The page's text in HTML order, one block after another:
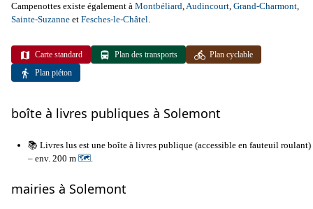
Campenottes existe également à Montbéliard,Audincourt, Grand-Charmont,
Sainte-Suzanne et Fesches-le-Châtel.
Carte standard Plan des transports
Plan cyclable
Plan piéton
boîte à livres publiques à Solemont
📚 Livres lus est une boîte à livres publique (accessible en fauteuil roulant)
– env. 200 m 🗺
mairies à Solemont